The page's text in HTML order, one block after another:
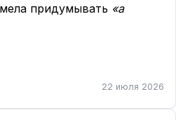
придумывать «а
и мы не пойдём гулять?»
22 июля 2026